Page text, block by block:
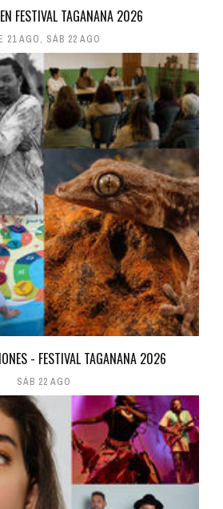
FESTIVAL TAGANANA 2026
21 AGO, SÁB 22 AGO
- FESTIVAL TAGANANA 2026
SÁB 22 AGO